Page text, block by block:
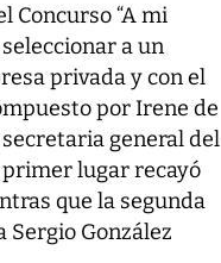
Concurso “A mi
a un
privada y con el
por Irene de
general del
primer lugar recayó
que la segunda
Sergio González